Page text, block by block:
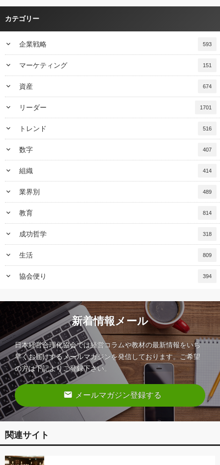
カテゴリー
keyboard_arrow_down 企業戦略 593
keyboard_arrow_down マーケティング 151
keyboard_arrow_down 資産 674
keyboard_arrow_down リーダー 1701
keyboard_arrow_down トレンド 516
keyboard_arrow_down 数字 407
keyboard_arrow_down 組織 414
keyboard_arrow_down 業界別 489
keyboard_arrow_down 教育 814
keyboard_arrow_down 成功哲学 318
keyboard_arrow_down 生活 809
keyboard_arrow_down 協会便り 394
新着情報メール
日本経営合理化協会では経営コラムや教材の最新情報をいち
早くお届けするメールマガジンを発信しております。ご希望
の方は下記よりご登録下さい。
email メールマガジン登録する
関連サイト